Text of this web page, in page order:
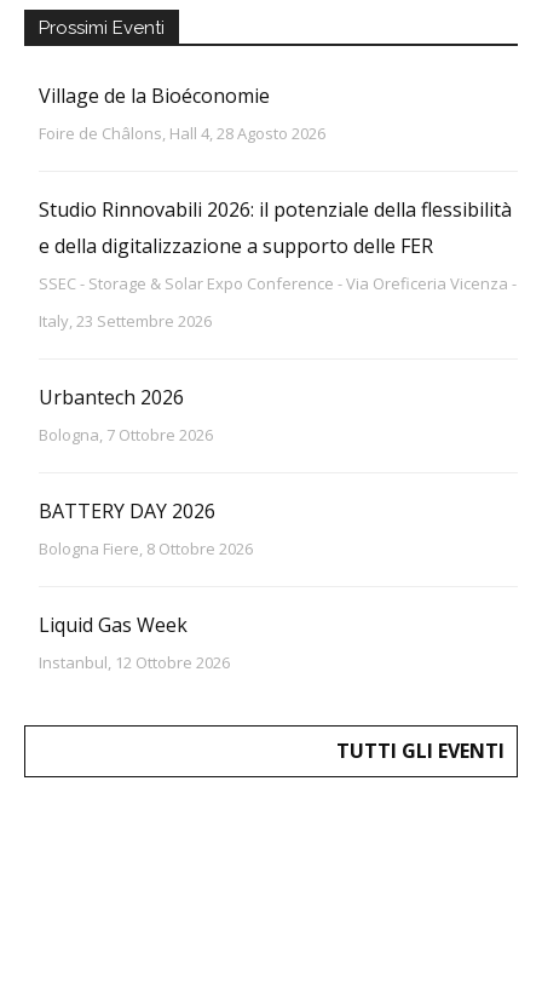
Prossimi Eventi
Village de la Bioéconomie
Foire de Châlons, Hall 4, 28 Agosto 2026
Studio Rinnovabili 2026: il potenziale della flessibilità
e della digitalizzazione a supporto delle FER
SSEC - Storage & Solar Expo Conference - Via Oreficeria Vicenza -
Italy, 23 Settembre 2026
Urbantech 2026
Bologna, 7 Ottobre 2026
BATTERY DAY 2026
Bologna Fiere, 8 Ottobre 2026
Liquid Gas Week
Instanbul, 12 Ottobre 2026
TUTTI GLI EVENTI